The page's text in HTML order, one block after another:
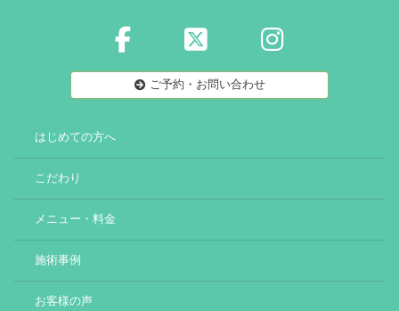
ご予約・お問い合わせ
はじめての方へ
こだわり
メニュー・料金
施術事例
お客様の声